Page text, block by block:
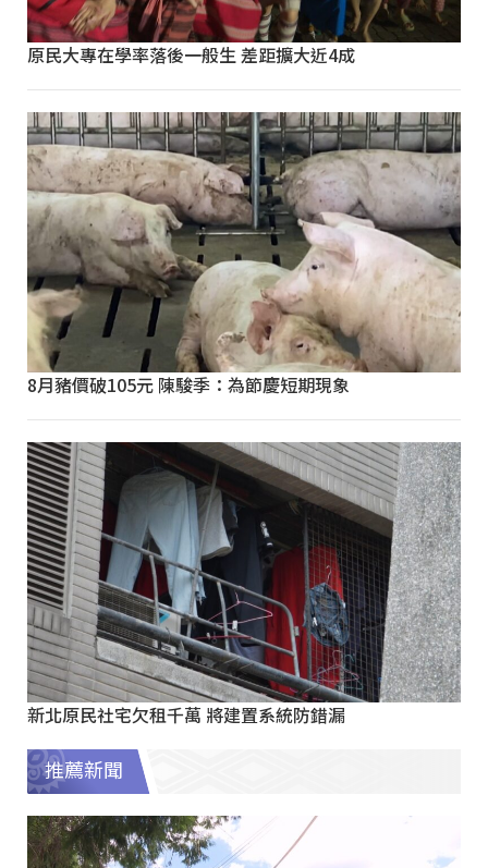
原民大專在學率落後一般生 差距擴大近4成
8月豬價破105元 陳駿季：為節慶短期現象
新北原民社宅欠租千萬 將建置系統防錯漏
推薦新聞